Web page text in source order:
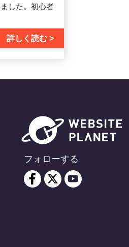
した。初心者
詳しく読む
フォローする